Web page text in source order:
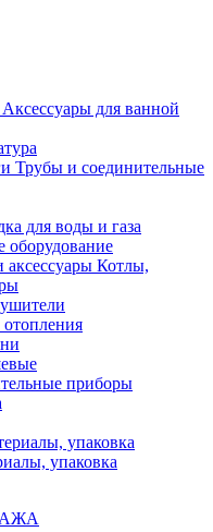
Аксессуары для ванной
Трубы и соединительные
для воды и газа
оборудование
Котлы,
приборы
упаковка